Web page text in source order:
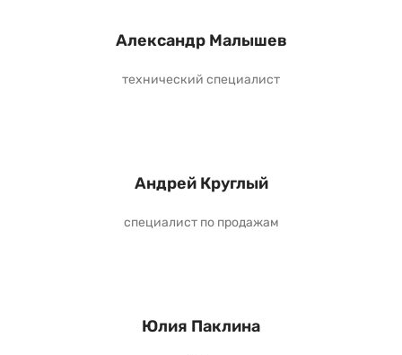
Александр Малышев
технический специалист
Андрей Круглый
специалист по продажам
Юлия Паклина